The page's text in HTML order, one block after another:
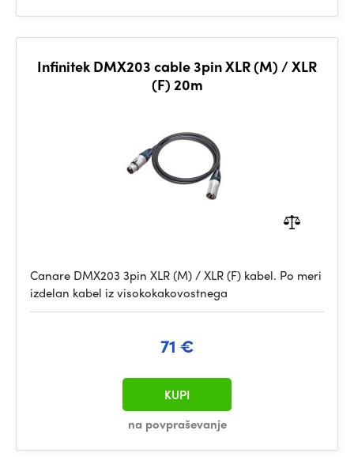
Infinitek DMX203 cable 3pin XLR (M) / XLR
(F) 20m
Canare DMX203 3pin XLR (M) / XLR (F) kabel. Po meri
izdelan kabel iz visokokakovostnega
71 €
na povpraševanje
KUPI